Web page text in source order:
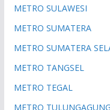
METRO SULAWESI
METRO SUMATERA
METRO SUMATERA
METRO TANGSEL
METRO TEGAL
METRO TULUNGAGUNG